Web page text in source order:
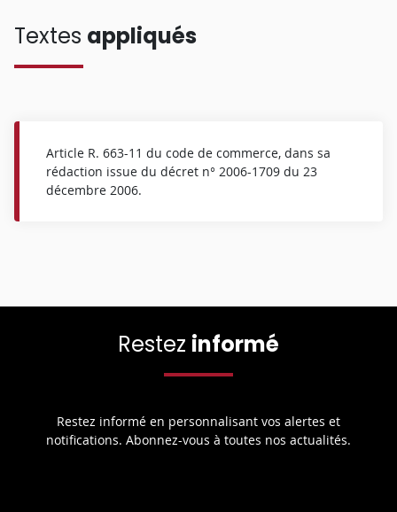
Textes appliqués
Article R. 663-11 du code de commerce, dans sa
rédaction issue du décret n° 2006-1709 du 23
décembre 2006.
Restez informé
Restez informé en personnalisant vos alertes et
notifications. Abonnez-vous à toutes nos actualités.